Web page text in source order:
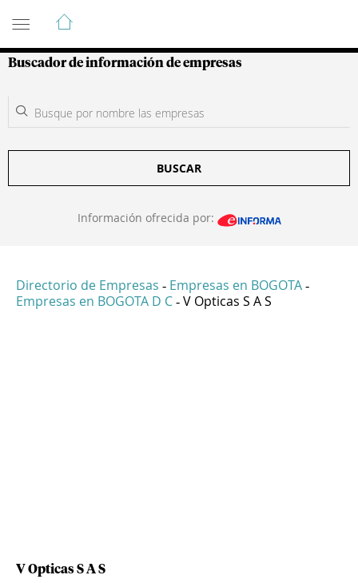
Guía de Empresas Colombianas
Buscador de información de empresas
BUSCAR
Información ofrecida por:
Directorio de Empresas - Empresas en BOGOTA -
Empresas en BOGOTA D C - V Opticas S A S
V Opticas S A S